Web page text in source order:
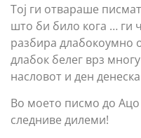
Тој ги отвараше
што би било кога … ги
разбира длабокоумно
длабок белег врз
насловот и ден
Во моето писмо до Ацо
следниве дилеми!